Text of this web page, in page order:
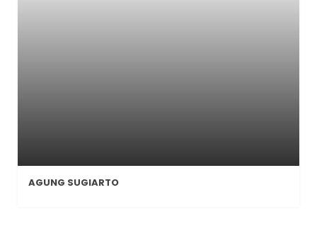
AGUNG SUGIARTO